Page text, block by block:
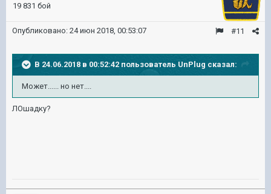
19 831 бой
#11
Опубликовано: 24 июн 2018, 00:53:07
В 24.06.2018 в 00:52:42 пользователь UnPlug сказал:
Может...... но нет....
ЛОшадку?